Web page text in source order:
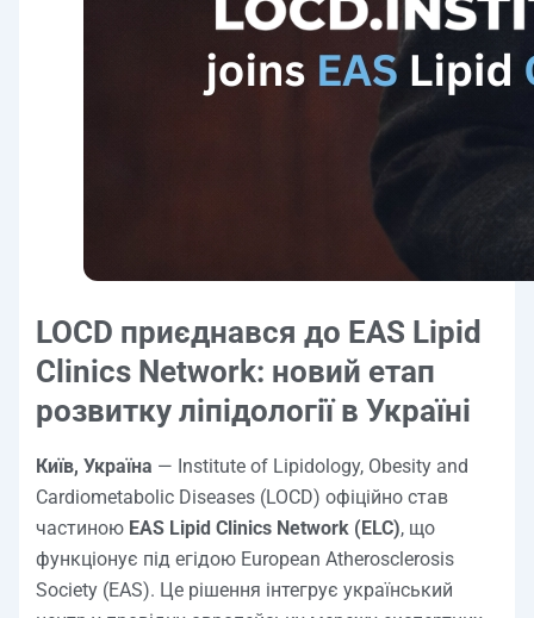
LOCD приєднався до EAS Lipid
Clinics Network: новий етап
розвитку ліпідології в Україні
Київ, Україна — Institute of Lipidology, Obesity and
Cardiometabolic Diseases (LOCD) офіційно став
частиною EAS Lipid Clinics Network (ELC), що
функціонує під егідою European Atherosclerosis
Society (EAS). Це рішення інтегрує український